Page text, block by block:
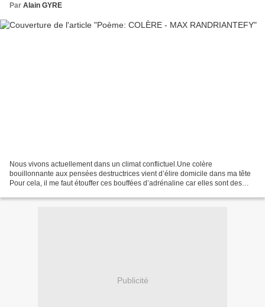
Par Alain GYRE
Nous vivons actuellement dans un climat conflictuel.Une colère
bouillonnante aux pensées destructrices vient d’élire domicile dans ma tête
Pour cela, il me faut étouffer ces bouffées d’adrénaline car elles sont des
Publicité